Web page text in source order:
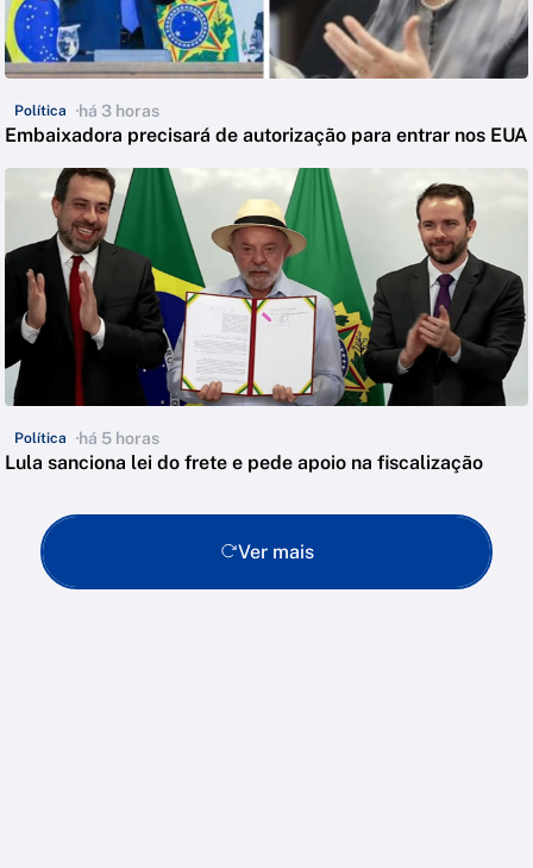
Política há 3 horas
Embaixadora precisará de autorização para entrar nos EUA
Política há 5 horas
Lula sanciona lei do frete e pede apoio na fiscalização
Ver mais